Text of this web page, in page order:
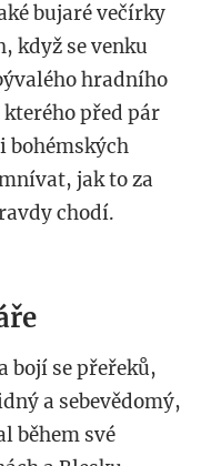
bujaré večírky
když se venku
hradního
před pár
bohémských
jak to za
chodí.
bojí se přeřeků,
a sebevědomý,
během své